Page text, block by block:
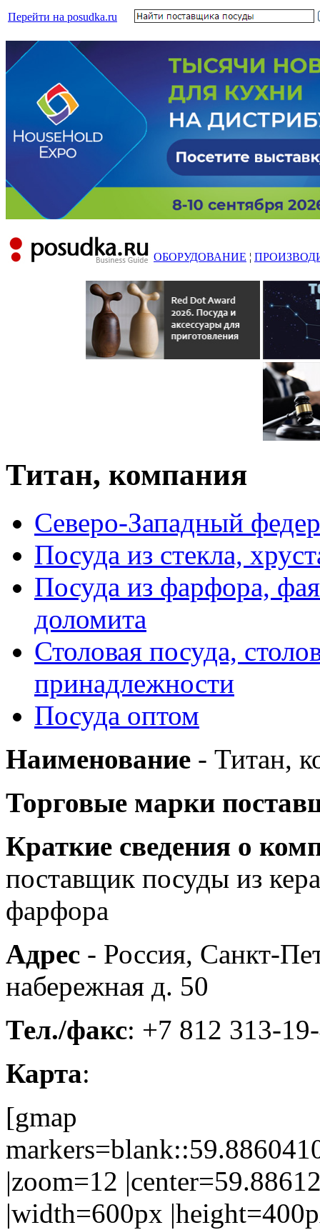
Перейти на posudka.ru
ОБОРУДОВАНИЕ ¦
Титан, компания
Северо-Западный
Посуда из стекла,
Посуда из фарфора,
доломита
Столовая посуда,
принадлежности
Посуда оптом
Наименование - Титан,
Торговые марки
Краткие сведения о
поставщик посуды из
фарфора
Адрес - Россия, Санкт-
набережная д. 50
Тел./факс: +7 812 313-
Карта:
[gmap
|zoom=12
|width=600px